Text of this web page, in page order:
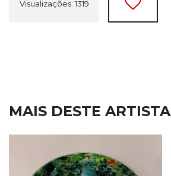
Visualizações: 1319
MAIS DESTE ARTISTA